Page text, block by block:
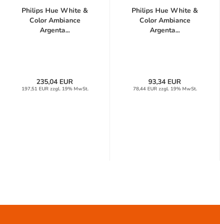
Philips Hue White &
Color Ambiance
Argenta...
235,04 EUR
197,51 EUR zzgl. 19% MwSt.
Philips Hue White &
Color Ambiance
Argenta...
93,34 EUR
78,44 EUR zzgl. 19% MwSt.